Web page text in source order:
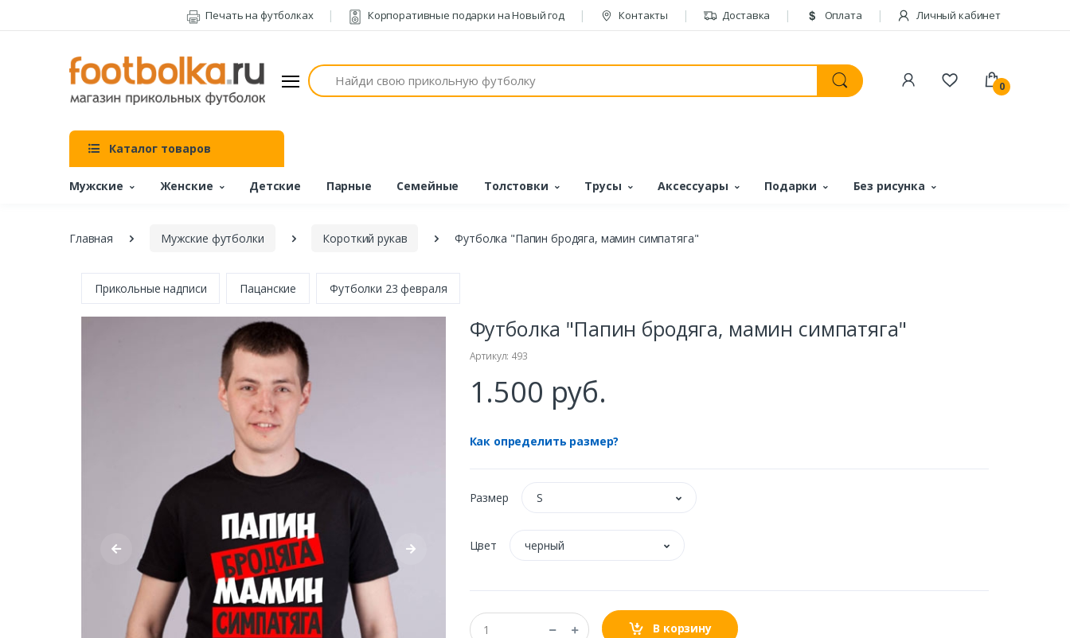
Печать на футболках Корпоративные подарки на Новый год Контакты Доставка Оплата Личный кабинет
Поиск
0
Каталог товаров
Мужские Женские Детские Парные Семейные Толстовки Трусы Аксессуары Подарки Без рисунка
Главная Мужские футболки Короткий рукав Футболка "Папин бродяга, мамин симпатяга"
Прикольные надписи Пацанские Футболки 23 февраля
Футболка "Папин бродяга, мамин симпатяга"
Артикул: 493
1.500 руб.
Как определить размер?
Размер S
Цвет черный
В корзину